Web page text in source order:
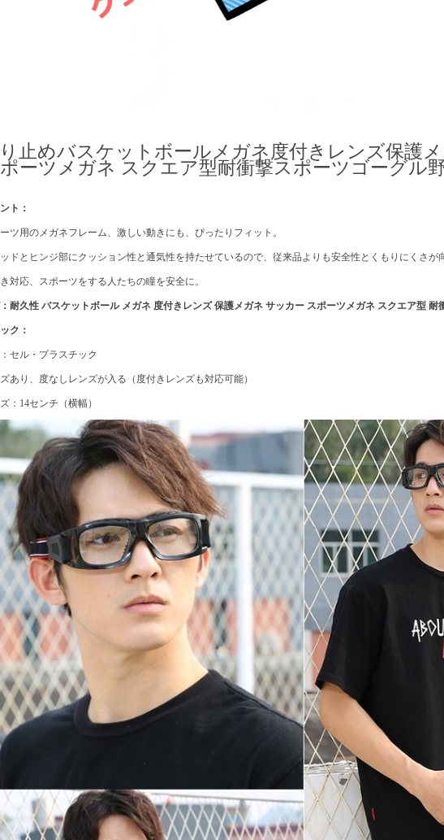
止めバスケットボールメガネ度付きレンズ保護
ーツメガネ スクエア型耐衝撃スポーツゴーグル
ト：
ツ用のメガネフレーム、激しい動きにも、ぴったりフィット。
ドとヒンジ部にクッション性と通気性を持たせているので、従来品よりも安全性とくもりにくさが
対応、スポーツをする人たちの瞳を安全に。
耐久性 バスケットボール メガネ 度付きレンズ 保護メガネ サッカー スポーツメガネ スクエア型 耐
ク：
セル・プラスチック
あり、度なしレンズが入る（度付きレンズも対応可能）
：14センチ（横幅）